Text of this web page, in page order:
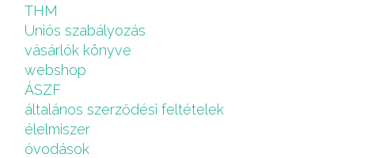
THM
Uniós szabályozás
vásárlók könyve
webshop
ÁSZF
általános szerződési feltételek
élelmiszer
óvodások